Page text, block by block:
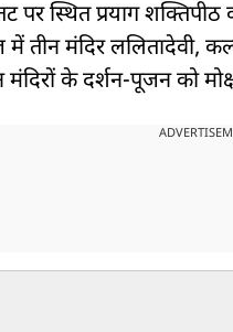
पर स्थित प्रयाग
में तीन मंदिर ललितादेवी,
के दर्शन-पूजन को